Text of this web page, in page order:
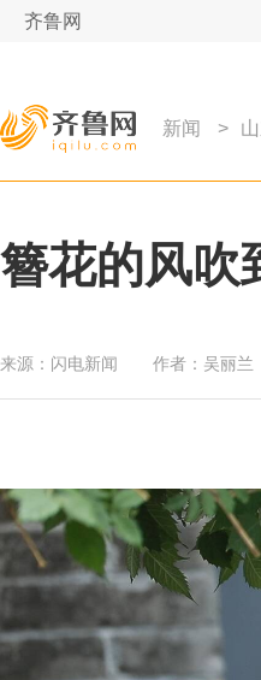
齐鲁网
新闻 >
簪花的风吹
来源： 闪电新闻 作者： 吴丽兰